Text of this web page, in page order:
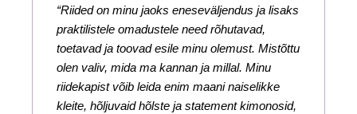
“Riided on minu jaoks eneseväljendus ja lisaks
praktilistele omadustele need rõhutavad,
toetavad ja toovad esile minu olemust. Mistõttu
olen valiv, mida ma kannan ja millal. Minu
riidekapist võib leida enim maani naiselikke
kleite, hõljuvaid hõlste ja statement kimonosid,